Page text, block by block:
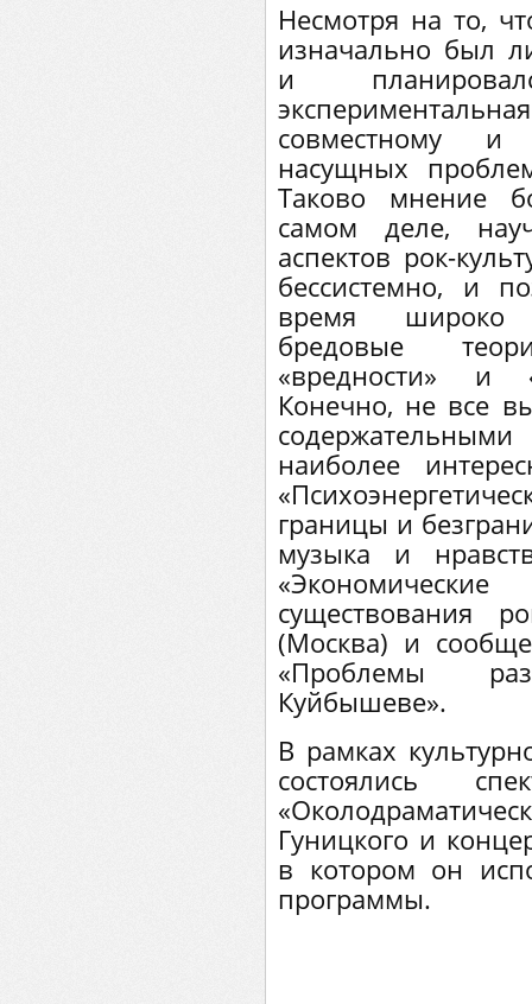
Несмотря на то,
изначально был
и
совместному и
насущных
Таково мнение
самом деле,
аспектов рок-
бессистемно, и
время широко
бредовые
«вредности» и
Конечно, не все
наиболее
границы и
музыка и
существования
(Москва) и
«Проблемы
Куйбышеве».
В рамках
состоялись
Гуницкого и
в котором он
программы.